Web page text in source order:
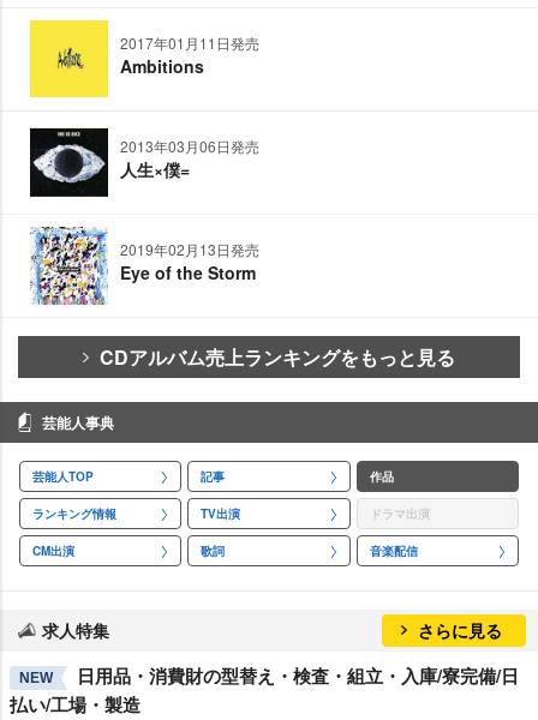
2017年01月11日発売
Ambitions
2013年03月06日発売
人生×僕=
2019年02月13日発売
Eye of the Storm
CDアルバム売上ランキングをもっと見る
芸能人事典
芸能人TOP 記事 作品
ランキング情報 TV出演 ドラマ出演
CM出演 歌詞 音楽配信
求人特集 さらに見る
NEW
日用品・消費財の型替え・検査・組立・入庫/寮完備/日
払い/工場・製造